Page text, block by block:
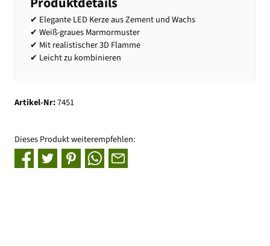
✔ Elegante LED Kerze aus Zement und Wachs
✔ Weiß-graues Marmormuster
✔ Mit realistischer 3D Flamme
✔ Leicht zu kombinieren
Artikel-Nr:7451
Dieses Produkt weiterempfehlen: